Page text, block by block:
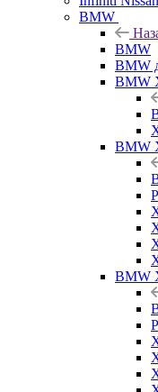
BMW
BMW
BMW
BMW
BMW
BMW